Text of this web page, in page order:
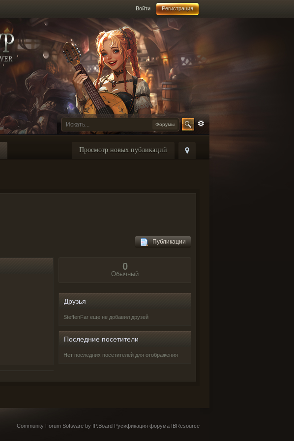
Войти Регистрация
Форумы
Просмотр новых публикаций
Публикации
0
Обычный
Друзья
SteffenFar еще не добавил друзей
Последние посетители
Нет последних посетителей для отображения
Community Forum Software by IP.Board Русификация форума IBResource